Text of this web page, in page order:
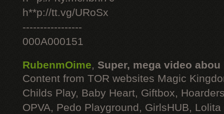
h**p://tt.vg/URoSx
-----------------
000A000151
RubenmOime, Super, mega video abou
Content from TOR websites Magic
Childs Play, Baby Heart, Giftbox,
OPVA, Pedo Playground, GirlsHUB, Lolita